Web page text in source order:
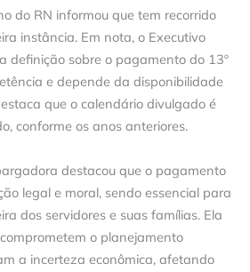
do RN informou que tem recorrido
instância. Em nota, o Executivo
definição sobre o pagamento do 13º
e depende da disponibilidade
que o calendário divulgado é
conforme os anos anteriores.
destacou que o pagamento
legal e moral, sendo essencial para
dos servidores e suas famílias. Ela
o planejamento
a incerteza econômica, afetando